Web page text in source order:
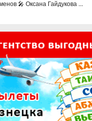
Семенов 🎤 Оксана Гайдукова ...